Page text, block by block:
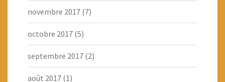
novembre 2017 (7)
octobre 2017 (5)
septembre 2017 (2)
août 2017 (1)